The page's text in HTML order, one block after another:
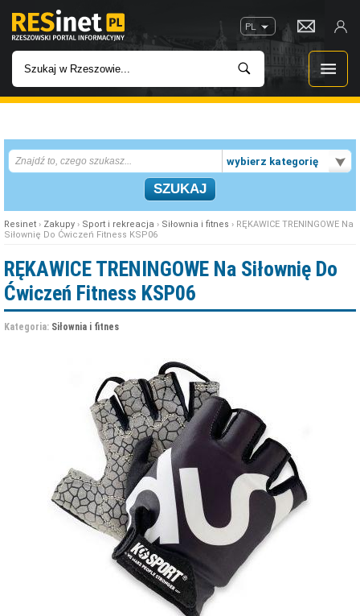
PL
INWESTYCJE
IMPREZY
W KINACH
W RZESZOWIE
wybierz kategorię
Resinet › Zakupy › Sport i rekreacja › Siłownia i fitnes › RĘKAWICE TRENINGOWE Na
Siłownię Do Ćwiczeń Fitness KSP06
RĘKAWICE TRENINGOWE Na Siłownię Do
Ćwiczeń Fitness KSP06
Kategoria: Siłownia i fitnes